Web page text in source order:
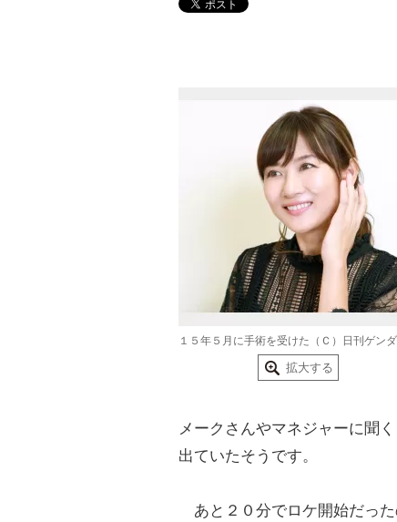
１５年５月に手術を受けた（Ｃ）日刊ゲン
拡大する
メークさんやマネジャーに聞
出ていたそうです。
あと２０分でロケ開始だっ